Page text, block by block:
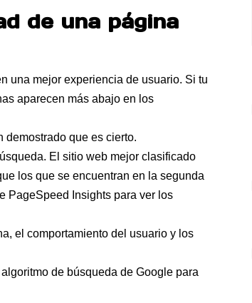
de una página
una mejor experiencia de usuario. Si tu
aparecen más abajo en los
demostrado que es cierto.
El sitio web mejor clasificado
los que se encuentran en la segunda
PageSpeed Insights para ver los
el comportamiento del usuario y los
de búsqueda de Google para